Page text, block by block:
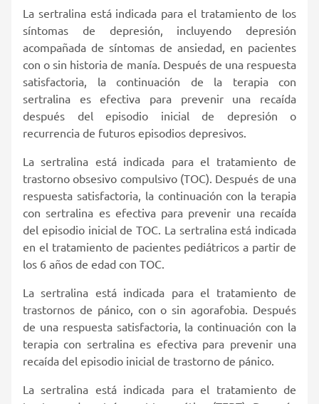
La sertralina está indicada para el tratamiento de los
síntomas de depresión, incluyendo depresión
acompañada de síntomas de ansiedad, en pacientes
con o sin historia de manía. Después de una respuesta
satisfactoria, la continuación de la terapia con
sertralina es efectiva para prevenir una recaída
después del episodio inicial de depresión o
recurrencia de futuros episodios depresivos.
La sertralina está indicada para el tratamiento de
trastorno obsesivo compulsivo (TOC). Después de una
respuesta satisfactoria, la continuación con la terapia
con sertralina es efectiva para prevenir una recaída
del episodio inicial de TOC. La sertralina está indicada
en el tratamiento de pacientes pediátricos a partir de
los 6 años de edad con TOC.
La sertralina está indicada para el tratamiento de
trastornos de pánico, con o sin agorafobia. Después
de una respuesta satisfactoria, la continuación con la
terapia con sertralina es efectiva para prevenir una
recaída del episodio inicial de trastorno de pánico.
La sertralina está indicada para el tratamiento de